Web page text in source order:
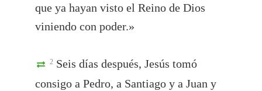
que ya hayan visto el Reino de Dios
viniendo con poder.»
2 Seis días después, Jesús tomó
consigo a Pedro, a Santiago y a Juan y